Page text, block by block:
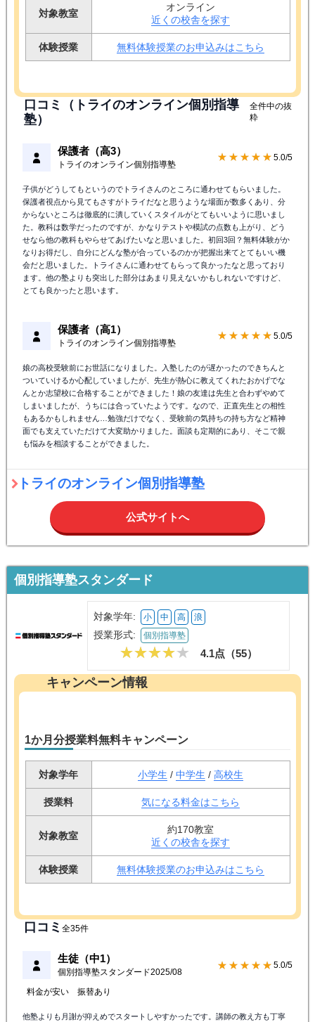
対象教室
オンライン
近くの校舎を探す
体験授業 無料体験授業のお申込みはこちら
口コミ（トライのオンライン個別指導
塾）
全件中の抜
粋
保護者（高3）
トライのオンライン個別指導塾
★★★★★ 5.0/5
子供がどうしてもというのでトライさんのところに通わせてもらいました。
保護者視点から見てもさすがトライだなと思うような場面が数多くあり、分
からないところは徹底的に潰していくスタイルがとてもいいように思いまし
た。教科は数学だったのですが、かなりテストや模試の点数も上がり、どう
せなら他の教科もやらせてあげたいなと思いました。初回3回？無料体験がか
なりお得だし、自分にどんな塾が合っているのかが把握出来てとてもいい機
会だと思いました。トライさんに通わせてもらって良かったなと思っており
ます。他の塾よりも突出した部分はあまり見えないかもしれないですけど、
とても良かったと思います。
保護者（高1）
トライのオンライン個別指導塾
★★★★★ 5.0/5
娘の高校受験前にお世話になりました。入塾したのが遅かったのできちんと
ついていけるか心配していましたが、先生が熱心に教えてくれたおかげでな
んとか志望校に合格することができました！娘の友達は先生と合わずやめて
しまいましたが、うちには合っていたようです。なので、正直先生との相性
もあるかもしれません…勉強だけでなく、受験前の気持ちの持ち方など精神
面でも支えていただけて大変助かりました。面談も定期的にあり、そこで親
も悩みを相談することができました。
トライのオンライン個別指導塾
公式サイトへ
個別指導塾スタンダード
対象学年: 小 中 高 浪
授業形式: 個別指導塾
4.1点（55）
キャンペーン情報
1か月分授業料無料キャンペーン
対象学年 小学生 / 中学生 / 高校生
授業料 気になる料金はこちら
対象教室
約170教室
近くの校舎を探す
体験授業 無料体験授業のお申込みはこちら
口コミ 全35件
生徒（中1）
個別指導塾スタンダード2025/08
★★★★★ 5.0/5
料金が安い 振替あり
他塾よりも月謝が抑えめでスタートしやすかったです。講師の教え方も丁寧